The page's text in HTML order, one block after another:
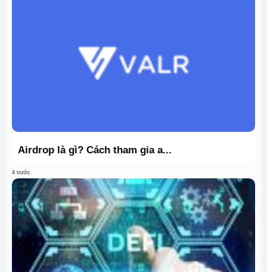
Airdrop là gì? Cách tham gia a...
4 trước